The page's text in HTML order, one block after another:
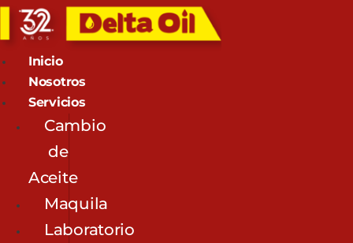
Inicio
Nosotros
Servicios
Cambio
de
Aceite
Maquila
Laboratorio